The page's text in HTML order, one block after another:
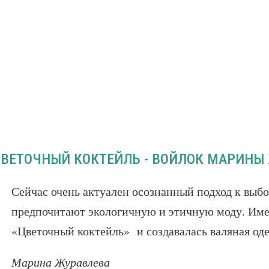
КОКТЕЙЛЬ - ВОЙЛОК МАРИНЫ
Сейчас очень актуален осознанный подход к
предпочитают экологичную и этичную моду.
«Цветочный коктейль» и создавалась валяная
Марина Журавлева